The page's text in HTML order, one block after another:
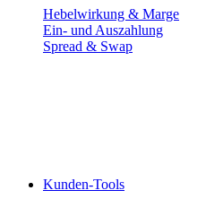
Hebelwirkung & Marge
Ein- und Auszahlung
Spread & Swap
Kunden-Tools